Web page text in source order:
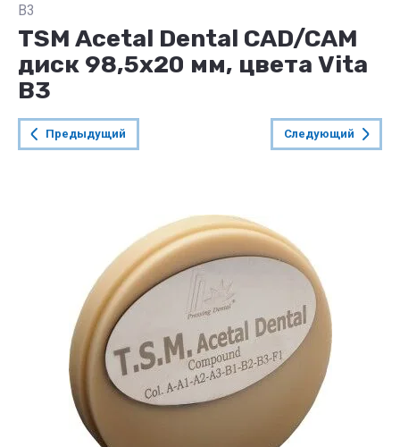
B3
TSM Acetal Dental CAD/CAM
диск 98,5x20 мм, цвета Vita
B3
Предыдущий Следующий